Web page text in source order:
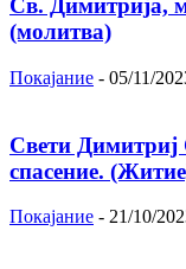
Св. Димитрија,
(молитва)
Покајание - 05/11/
Свети
спасение.
Покајание - 21/10/